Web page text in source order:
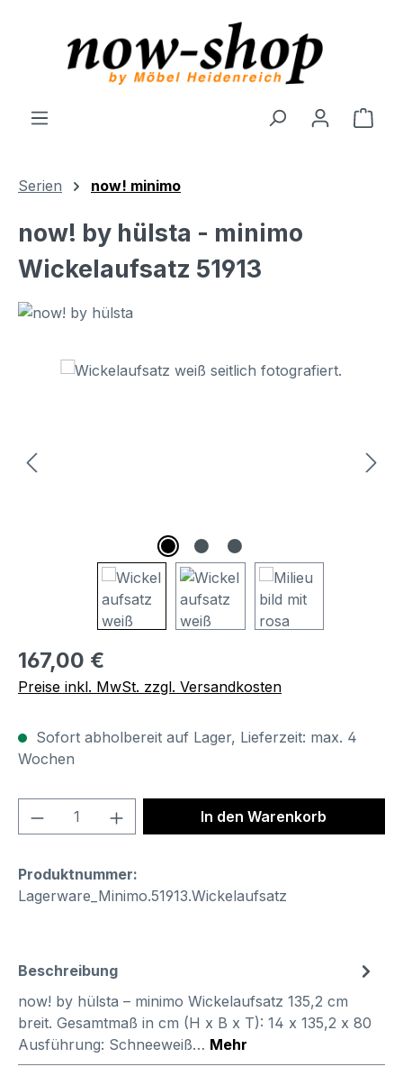
Serien now! minimo
now! by hülsta - minimo
Wickelaufsatz 51913
Bildergalerie überspringen
Regulärer Preis:
167,00 €
Preise inkl. MwSt. zzgl. Versandkosten
Sofort abholbereit auf Lager, Lieferzeit: max. 4
Wochen
Produkt Anzahl: Gib denIn den Warenkorb
Produktnummer:
Lagerware_Minimo.51913.Wickelaufsatz
Beschreibung
now! by hülsta – minimo Wickelaufsatz 135,2 cm
breit. Gesamtmaß in cm (H x B x T): 14 x 135,2 x 80
Ausführung: Schneeweiß… Mehr